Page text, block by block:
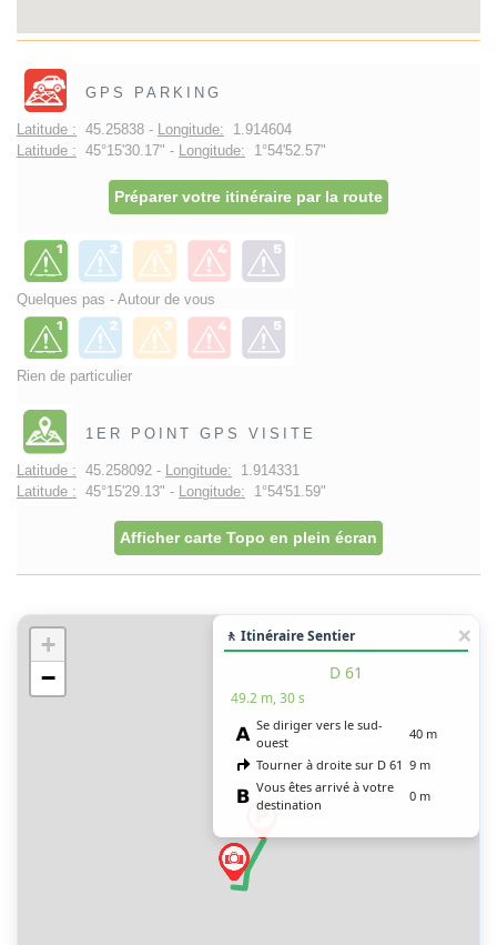
GPS PARKING
Latitude : 45.25838 - Longitude: 1.914604
Latitude : 45°15'30.17" - Longitude: 1°54'52.57"
Préparer votre itinéraire par la route
Quelques pas - Autour de vous
Rien de particulier
1ER POINT GPS VISITE
Latitude : 45.258092 - Longitude: 1.914331
Latitude : 45°15'29.13" - Longitude: 1°54'51.59"
Afficher carte Topo en plein écran
+
−
🚶 Itinéraire Sentier
D 61
49.2 m, 30 s
Se diriger vers le sud-
ouest
40 m
Tourner à droite sur D 61 9 m
Vous êtes arrivé à votre
destination
0 m